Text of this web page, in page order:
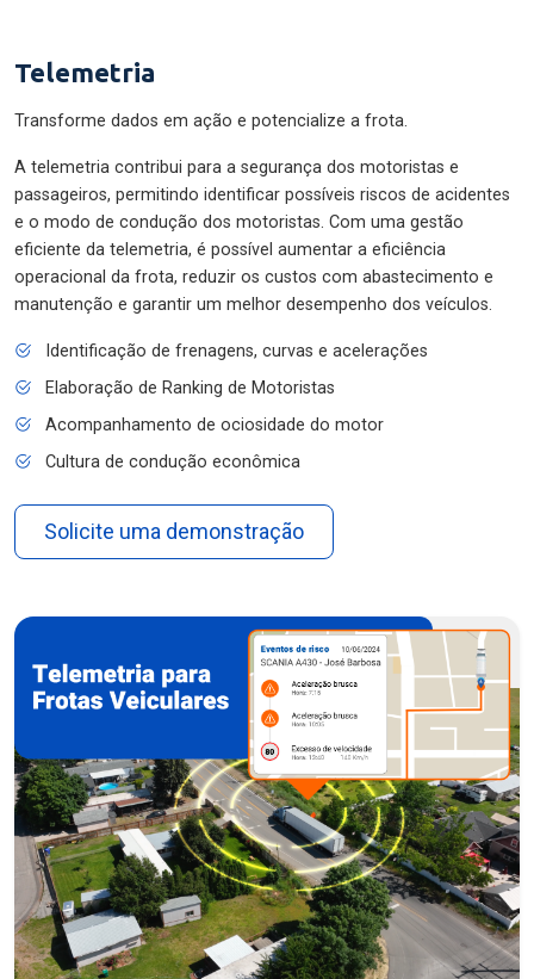
Telemetria
Transforme dados em ação e potencialize a frota.
A telemetria contribui para a segurança dos motoristas e
passageiros, permitindo identificar possíveis riscos de acidentes
e o modo de condução dos motoristas. Com uma gestão
eficiente da telemetria, é possível aumentar a eficiência
operacional da frota, reduzir os custos com abastecimento e
manutenção e garantir um melhor desempenho dos veículos.
Identificação de frenagens, curvas e acelerações
Elaboração de Ranking de Motoristas
Acompanhamento de ociosidade do motor
Cultura de condução econômica
Solicite uma demonstração